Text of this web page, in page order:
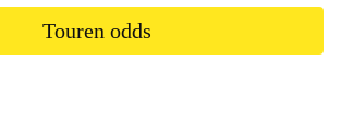
Touren odds